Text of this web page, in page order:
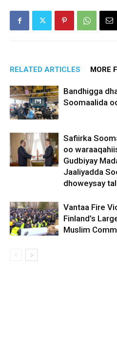
RELATED ARTICLES MORE
Bandhigga
Soomaalida
Safiirka
oo
Gudbiyay
Jaaliyadda
dhoweysay
Vantaa Fire
Finland’s
Muslim